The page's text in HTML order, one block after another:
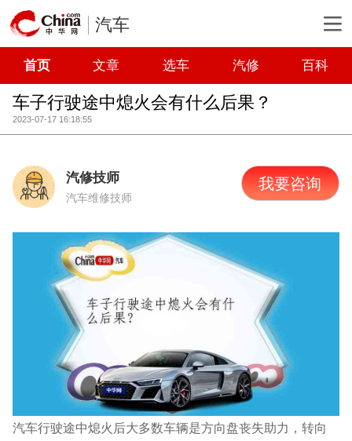
汽车
首页 文章 选车 汽修 百科
车子行驶途中熄火会有什么后果？
2023-07-17 16:18:55
汽修技师
汽车维修技师
我要咨询
汽车行驶途中熄火后大多数车辆是方向盘丧失助力，转向